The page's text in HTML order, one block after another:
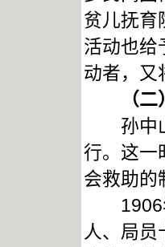
贫儿抚育
活动也给
动者，又
（二）
孙中山
行。这一
会救助的
1906年
人、局